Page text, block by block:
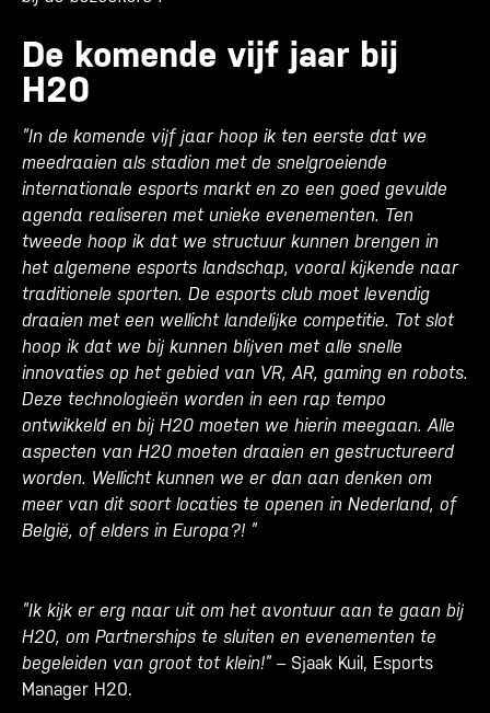
De komende vijf jaar bij
H20
”In de komende vijf jaar hoop ik ten eerste dat we
meedraaien als stadion met de snelgroeiende
internationale esports markt en zo een goed gevulde
agenda realiseren met unieke evenementen. Ten
tweede hoop ik dat we structuur kunnen brengen in
het algemene esports landschap, vooral kijkende naar
traditionele sporten. De esports club moet levendig
draaien met een wellicht landelijke competitie. Tot slot
hoop ik dat we bij kunnen blijven met alle snelle
innovaties op het gebied van VR, AR, gaming en robots.
Deze technologieën worden in een rap tempo
ontwikkeld en bij H20 moeten we hierin meegaan. Alle
aspecten van H20 moeten draaien en gestructureerd
worden. Wellicht kunnen we er dan aan denken om
meer van dit soort locaties te openen in Nederland, of
België, of elders in Europa?! ”
”Ik kijk er erg naar uit om het avontuur aan te gaan bij
H20, om Partnerships te sluiten en evenementen te
begeleiden van groot tot klein!”– Sjaak Kuil, Esports
Manager H20.